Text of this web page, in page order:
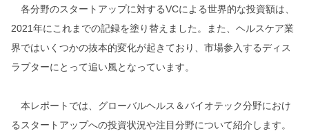
各分野のスタートアップに対するVCによる世界的な投資額は、
2021年にこれまでの記録を塗り替えました。また、ヘルスケア業
界ではいくつかの抜本的変化が起きており、市場参入するディス
ラプターにとって追い風となっています。
本レポートでは、グローバルヘルス＆バイオテック分野におけ
るスタートアップへの投資状況や注目分野について紹介します。